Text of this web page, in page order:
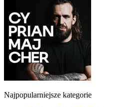
Najpopularniejsze kategorie